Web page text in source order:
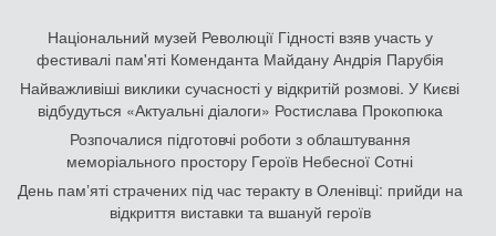
Національний музей Революції Гідності взяв участь у
фестивалі пам'яті Коменданта Майдану Андрія Парубія
Найважливіші виклики сучасності у відкритій розмові. У Києві
відбудуться «Актуальні діалоги» Ростислава Прокопюка
Розпочалися підготовчі роботи з облаштування
меморіального простору Героїв Небесної Сотні
День памʼяті страчених під час теракту в Оленівці: прийди на
відкриття виставки та вшануй героїв